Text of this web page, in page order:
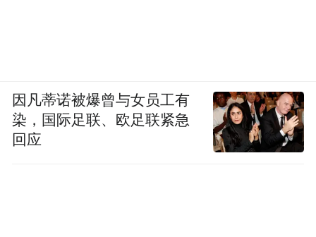
因凡蒂诺被爆曾与女员工有
染，国际足联、欧足联紧急
回应